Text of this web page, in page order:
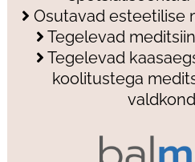
Osutavad esteetilise
Tegelevad
Tegelevad
koolitustega